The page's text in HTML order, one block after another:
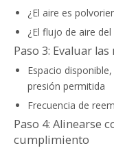
¿El aire es
¿El flujo de aire
Paso 3: Evaluar
Espacio
presión permitida
Frecuencia de
Paso 4: Alinearse
cumplimiento